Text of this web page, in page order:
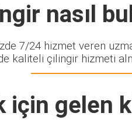
nasıl
7/24 hizmet veren
çilingir hizmeti
için gelen